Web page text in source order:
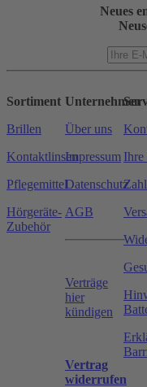
Neues
Sortiment
Brillen
Kontaktlinsen
Pflegemittel
Hörgeräte-
Zubehör
Unternehmen
Über uns
Impressum
Datenschutz
AGB
Verträge
hier
kündigen
Vertrag
widerrufen
Ihre